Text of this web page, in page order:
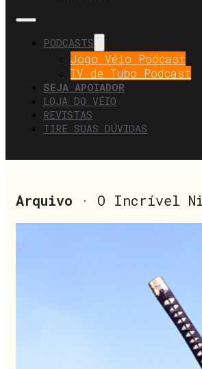
PODCASTS
Jogo Véio Podcast
TV de Tubo Podcast
SEJA APOIADOR
LOJA DO VÉIO
REVISTAS
TIRE SUAS DÚVIDAS
Arquivo · O Incrível